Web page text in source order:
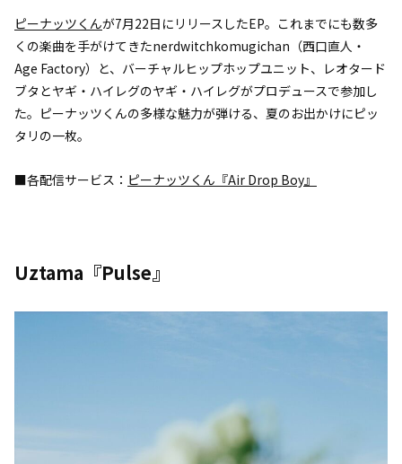
ピーナッツくんが7月22日にリリースしたEP。これまでにも数多
くの楽曲を手がけてきたnerdwitchkomugichan（西口直人・
Age Factory）と、バーチャルヒップホップユニット、レオタード
ブタとヤギ・ハイレグのヤギ・ハイレグがプロデュースで参加し
た。ピーナッツくんの多様な魅力が弾ける、夏のお出かけにピッ
タリの一枚。
■各配信サービス： ピーナッツくん『Air Drop Boy』
Uztama『Pulse』